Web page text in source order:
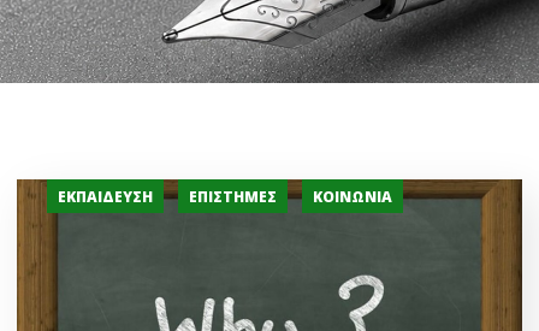
ΕΚΠΑΊΔΕΥΣΗ ΕΠΙΣΤΉΜΕΣ ΚΟΙΝΩΝΊΑ